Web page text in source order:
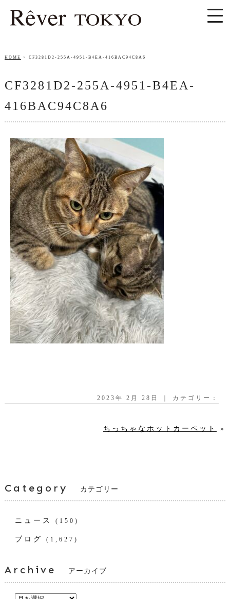
HOME CF3281D2-255A-4951-B4EA-416BAC94C8A6
CF3281D2-255A-4951-B4EA-
416BAC94C8A6
2023年 2月 28日 ｜ カテゴリー：
ちっちゃなホットカーペット »
Category カテゴリー
ニュース (150)
ブログ (1,627)
Archive アーカイブ